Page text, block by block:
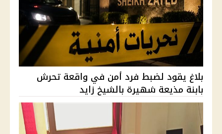
بلاغ يقود لضبط فرد أمن في واقعة تحرش
بابنة مذيعة شهيرة بالشيخ زايد